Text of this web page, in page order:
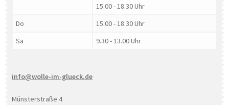
15.00 - 18.30 Uhr
Do
15.00 - 18.30 Uhr
Sa
9.30 - 13.00 Uhr
info@wolle-im-glueck.de
Münsterstraße 4